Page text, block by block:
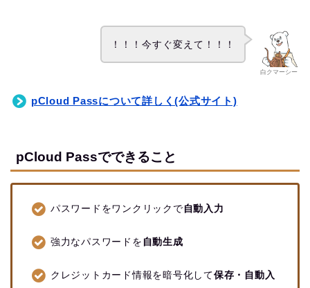
白クマーシー
！！！今すぐ変えて！！！
pCloud Passについて詳しく(公式サイト)
pCloud Passでできること
パスワードをワンクリックで自動入力
強力なパスワードを 自動生成
クレジットカード情報を暗号化して保存・自動入